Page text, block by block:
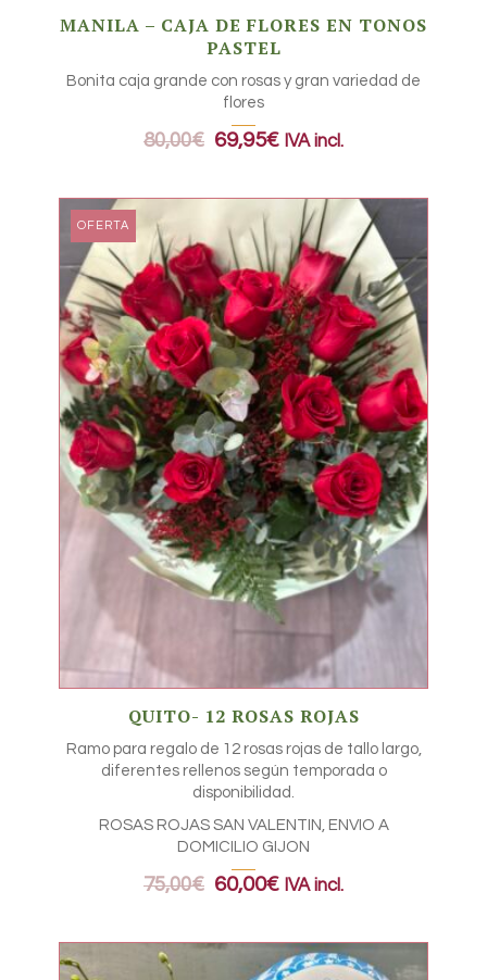
MANILA – CAJA DE FLORES EN TONOS
PASTEL
Bonita caja grande con rosas y gran variedad de
flores
80,00€ 69,95€ IVA incl.
OFERTA
QUITO- 12 ROSAS ROJAS
Ramo para regalo de 12 rosas rojas de tallo largo,
diferentes rellenos según temporada o
disponibilidad.
ROSAS ROJAS SAN VALENTIN, ENVIO A
DOMICILIO GIJON
75,00€ 60,00€ IVA incl.